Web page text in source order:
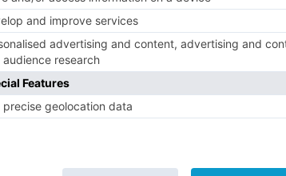
molestias obligaron a Claudia a dejar el
mucho peligro en los minutos
el 44, Mencía le puso un balón raso en el
topó con los guantes de la arquera
el sol se resistía a perderse la
como en la primera. Tras varios